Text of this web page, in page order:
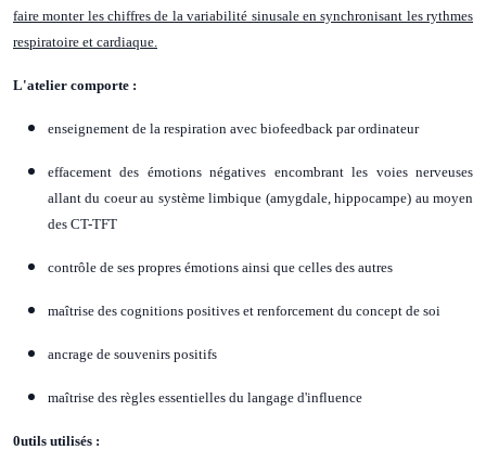
faire monter les chiffres de la variabilité sinusale en synchronisant les rythmes
respiratoire et cardiaque.
L'atelier comporte :
enseignement de la respiration avec biofeedback par ordinateur
effacement des émotions négatives encombrant les voies nerveuses
allant du coeur au système limbique (amygdale, hippocampe) au moyen
des CT-TFT
contrôle de ses propres émotions ainsi que celles des autres
maîtrise des cognitions positives et renforcement du concept de soi
ancrage de souvenirs positifs
maîtrise des règles essentielles du langage d'influence
0utils utilisés :